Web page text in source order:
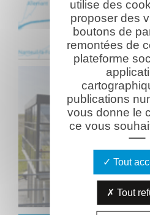
utilise des
proposer des
boutons de
remontées de
plateforme
publications
vous donne le
ce vous
Tout
Tout